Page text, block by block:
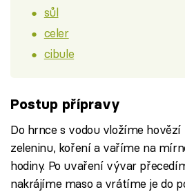
sůl
celer
cibule
Postup přípravy
Do hrnce s vodou vložíme hovězí
zeleninu, koření a vaříme na
hodiny. Po uvaření vývar
nakrájíme maso a vrátíme je do